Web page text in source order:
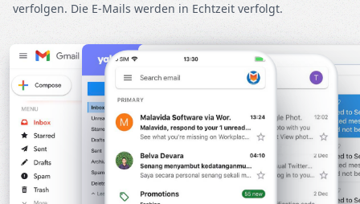
verfolgen. Die E-Mails werden in Echtzeit verfolgt.